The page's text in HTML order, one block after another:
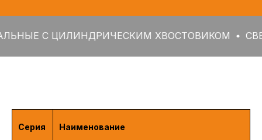
ЦИЛИНДРИЧЕСКИМ ХВОСТОВИКОМ СВЕРЛА
Серия Наименование